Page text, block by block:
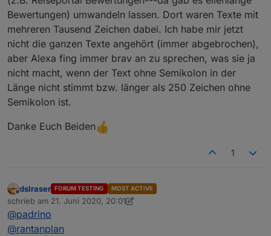
Bewertungen) umwandeln lassen. Dort waren Texte mit
mehreren Tausend Zeichen dabei. Ich habe mir jetzt
nicht die ganzen Texte angehört (immer abgebrochen),
aber Alexa fing immer brav an zu sprechen, was sie ja
nicht macht, wenn der Text ohne Semikolon in der
Länge nicht stimmt bzw. länger als 250 Zeichen ohne
Semikolon ist.
Danke Euch Beiden
1
Offline
dslraser FORUM TESTING MOST ACTIVE
schrieb am 21. Juni 2020, 20:01
zuletzt editiert von dslraser
@padrino
@rantanplan